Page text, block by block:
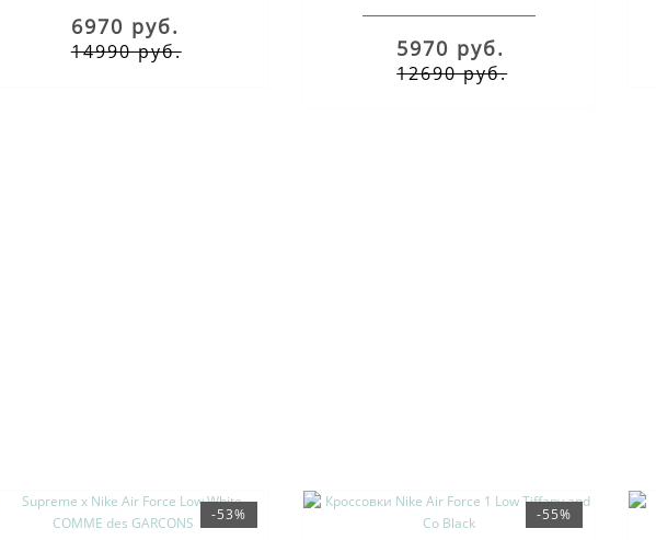
6970 руб.
14990 руб. 5970 руб.
12690 руб.
-53% -55%